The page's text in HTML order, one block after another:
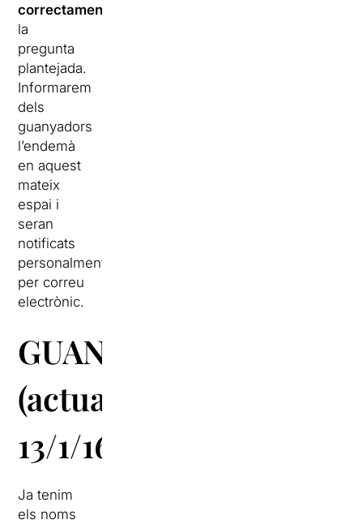
correctament
la
pregunta
plantejada.
Informarem
dels
guanyadors
l’endemà
en aquest
mateix
espai i
seran
notificats
personalment
per correu
electrònic.
GUANYADORS
(actualitzat
13/1/16)
Ja tenim
els noms